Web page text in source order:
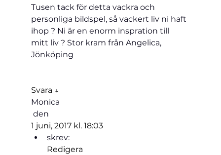
Tusen tack för detta vackra och
personliga bildspel, så vackert liv ni haft
ihop ? Ni är en enorm inspration till
mitt liv ? Stor kram från Angelica,
Jönköping
Svara ↓
Monica
den
1 juni, 2017 kl. 18:03
skrev:
Redigera